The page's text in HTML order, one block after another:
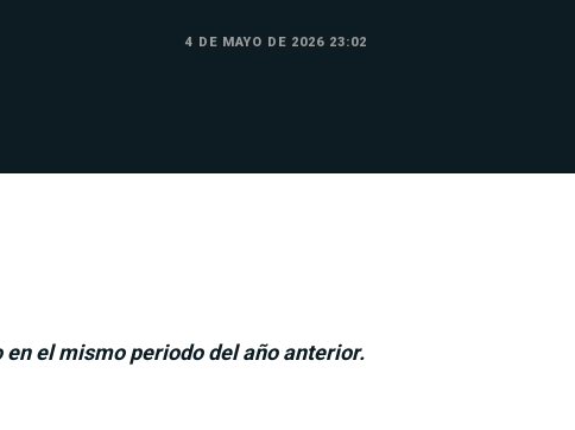
4 DE MAYO DE 2026 23:02
el mismo periodo del año anterior.